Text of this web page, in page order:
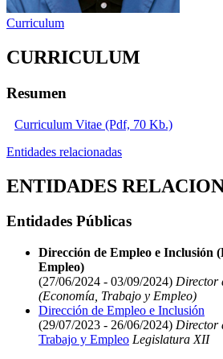
Curriculum
CURRICULUM
Resumen
Curriculum Vitae (Pdf, 70 Kb.)
Entidades relacionadas
ENTIDADES
Entidades Públicas
Dirección de Empleo e Inclusión
Empleo)
(27/06/2024 - 03/09/2024) Director
(Economía, Trabajo y Empleo)
Dirección de Empleo e Inclusión
(29/07/2023 - 26/06/2024) Director
Trabajo y Empleo Legislatura XII